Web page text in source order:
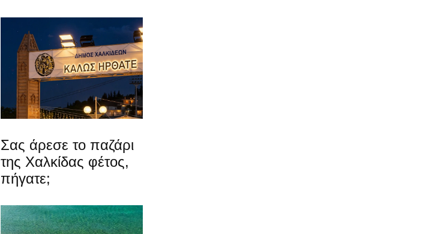
Σας άρεσε το παζάρι
της Χαλκίδας φέτος,
πήγατε;